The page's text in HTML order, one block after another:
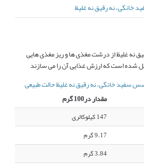
خانگی، نه رقیق نه غلیظ
نه غلیظ از درشت مغذی ها و ریز مغذی هایی
شده است که ارزش غذایی آن را می سازند
سفید خانگی، نه رقیق نه غلیظ حالت طبیعی
مقدار در100 گرم
147 کیلوکالری
9.17 گرم
3.84 گرم